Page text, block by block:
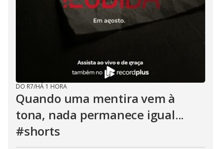
DO R7/HÁ 1 HORA
Quando uma mentira vem à
tona, nada permanece igual...
#shorts